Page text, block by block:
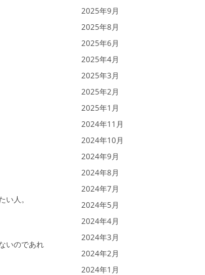
人。
いのであれ
2025年9月
2025年8月
2025年6月
2025年4月
2025年3月
2025年2月
2025年1月
2024年11月
2024年10月
2024年9月
2024年8月
2024年7月
2024年5月
2024年4月
2024年3月
2024年2月
2024年1月